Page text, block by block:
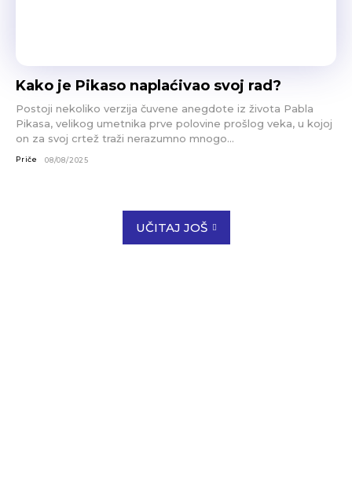
Kako je Pikaso naplaćivao svoj rad?
Postoji nekoliko verzija čuvene anegdote iz života Pabla
Pikasa, velikog umetnika prve polovine prošlog veka, u kojoj
on za svoj crtež traži nerazumno mnogo...
Priče 08/08/2025
UČITAJ JOŠ